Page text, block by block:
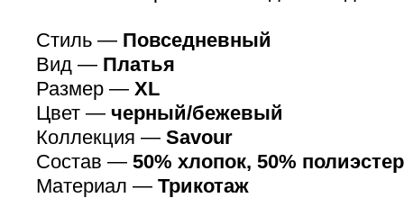
Стиль — Повседневный
Вид — Платья
Размер — XL
Цвет — черный/бежевый
Коллекция — Savour
Состав — 50% хлопок, 50% полиэстер
Материал — Трикотаж